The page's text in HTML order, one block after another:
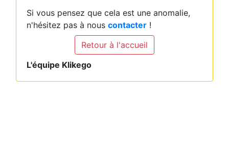
Si vous pensez que cela est une anomalie,
n'hésitez pas à nous contacter !
Retour à l'accueil
L'équipe Klikego